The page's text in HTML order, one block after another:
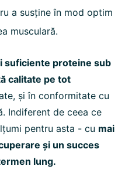
a susține în mod optim
musculară.
suficiente proteine sub
calitate pe tot
și în conformitate cu
Indiferent de ceea ce
pentru asta - cu mai
și un succes
lung.